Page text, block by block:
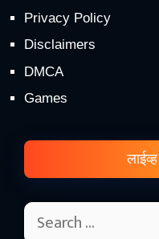
Privacy Policy
Disclaimers
DMCA
Games